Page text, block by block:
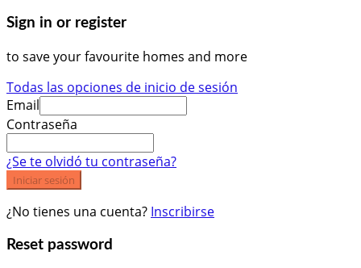
Sign in or register
to save your favourite homes and more
Todas las opciones de inicio de sesión
Email
Contraseña
¿Se te olvidó tu contraseña?
Iniciar sesión
¿No tienes una cuenta? Inscribirse
Reset password